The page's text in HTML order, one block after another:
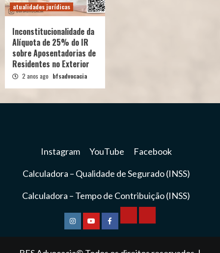
atualidades jurídicas
Inconstitucionalidade da
Alíquota de 25% do IR
sobre Aposentadorias de
Residentes no Exterior
2 anos ago bfsadvocacia
Instagram YouTube Facebook
Calculadora – Qualidade de Segurado (INSS)
Calculadora – Tempo de Contribuição (INSS)
InstagramYouTubeFacebook
CalculadoraCalculadora